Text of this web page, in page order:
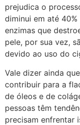
prejudica o
diminui em até
enzimas que
pele, por sua vez,
devido ao uso do
Vale dizer ainda
contribuir para a
de óleos e de
pessoas têm
precisam enfrentar